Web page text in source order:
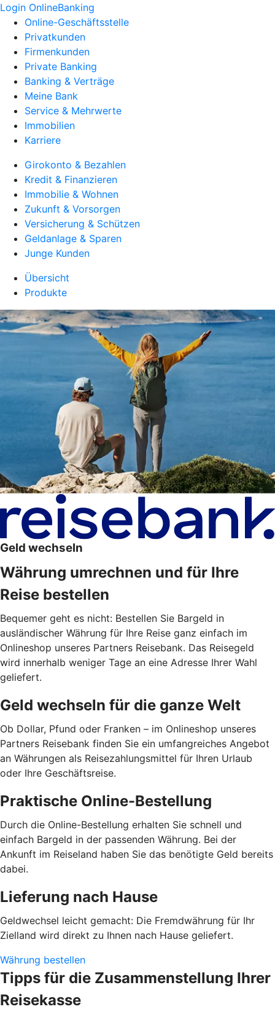
Login OnlineBanking
Online-Geschäftsstelle
Privatkunden
Firmenkunden
Private Banking
Banking & Verträge
Meine Bank
Service & Mehrwerte
Immobilien
Karriere
Girokonto & Bezahlen
Kredit & Finanzieren
Immobilie & Wohnen
Zukunft & Vorsorgen
Versicherung & Schützen
Geldanlage & Sparen
Junge Kunden
Übersicht
Produkte
Geld wechseln
Währung umrechnen und für Ihre
Reise bestellen
Bequemer geht es nicht: Bestellen Sie Bargeld in
ausländischer Währung für Ihre Reise ganz einfach im
Onlineshop unseres Partners Reisebank. Das Reisegeld
wird innerhalb weniger Tage an eine Adresse Ihrer Wahl
geliefert.
Geld wechseln für die ganze Welt
Ob Dollar, Pfund oder Franken – im Onlineshop unseres
Partners Reisebank finden Sie ein umfangreiches Angebot
an Währungen als Reisezahlungsmittel für Ihren Urlaub
oder Ihre Geschäftsreise.
Praktische Online-Bestellung
Durch die Online-Bestellung erhalten Sie schnell und
einfach Bargeld in der passenden Währung. Bei der
Ankunft im Reiseland haben Sie das benötigte Geld bereits
dabei.
Lieferung nach Hause
Geldwechsel leicht gemacht: Die Fremdwährung für Ihr
Zielland wird direkt zu Ihnen nach Hause geliefert.
Währung bestellen
Tipps für die Zusammenstellung Ihrer
Reisekasse